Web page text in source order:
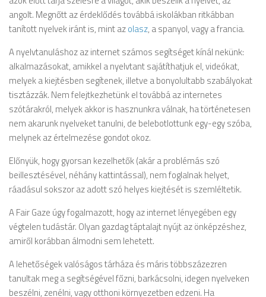
angolt. Megnőtt az érdeklődés továbbá iskolákban ritkábban
tanított nyelvek iránt is, mint azolasz, a spanyol, vagy a francia.
A nyelvtanuláshoz az internet számos segítséget kínál nekünk:
alkalmazásokat, amikkel a nyelvtant sajátíthatjuk el, videókat,
melyek a kiejtésben segítenek, illetve a bonyolultabb szabályokat
tisztázzák. Nem felejtkezhetünk el továbbá az internetes
szótárakról, melyek akkor is hasznunkra válnak, ha történetesen
nem akarunk nyelveket tanulni, de belebotlottunk egy-egy szóba,
melynek az értelmezése gondot okoz.
Előnyük, hogy gyorsan kezelhetők (akár a problémás szó
beillesztésével, néhány kattintással), nem foglalnak helyet,
ráadásul sokszor az adott szó helyes kiejtését is szemléltetik.
A Fair Gaze úgy fogalmazott, hogy az internet lényegében egy
végtelen tudástár. Olyan gazdag táptalajt nyújt az önképzéshez,
amiről korábban álmodni sem lehetett.
A lehetőségek valóságos tárháza és máris többszázezren
tanultak meg a segítségével főzni, barkácsolni, idegen nyelveken
beszélni, zenélni, vagy otthoni környezetben edzeni. Ha